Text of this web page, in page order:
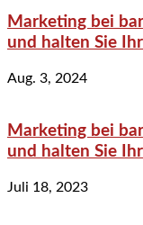
Marketing bei
und halten Sie
Aug. 3, 2024
Marketing bei
und halten Sie
Juli 18, 2023